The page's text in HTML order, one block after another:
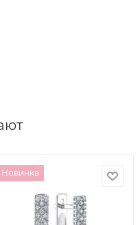
Новинка